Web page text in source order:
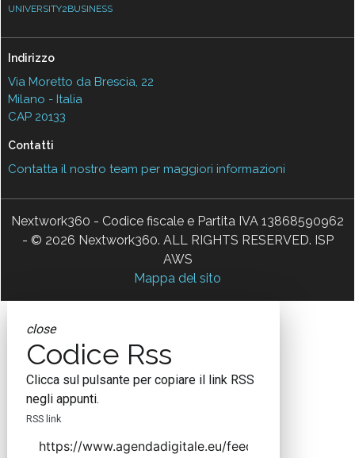
UNIVERSITY2BUSINESS
Indirizzo
Via Moretto da Brescia, 22
Milano - Italia
CAP 20133
Contatti
Contatta il nostro team per maggiori informazioni
Nextwork360 - Codice fiscale e Partita IVA 13868590962
- © 2026 Nextwork360. ALL RIGHTS RESERVED. ISP
AWS
Mappa del sito
close
Codice Rss
Clicca sul pulsante per copiare il link RSS
negli appunti.
RSS link